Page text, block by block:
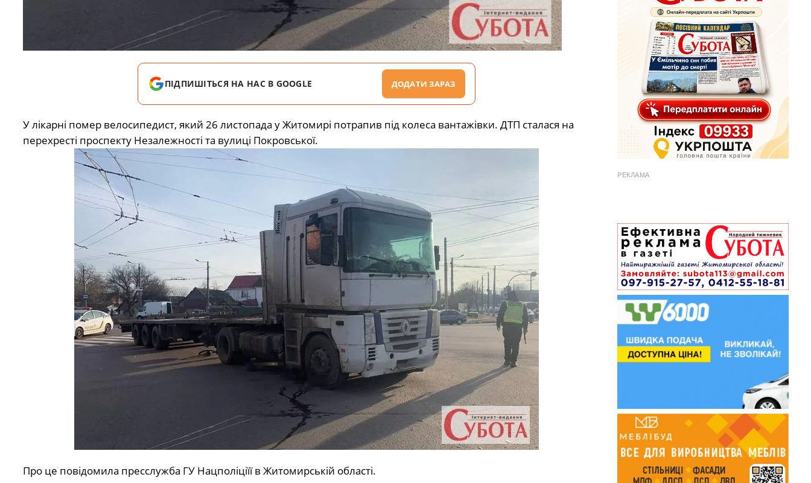
ПІДПИШІТЬСЯ НА НАС В GOOGLE ДОДАТИ ЗАРАЗ
У лікарні помер велосипедист, який 26 листопада у Житомирі потрапив під колеса вантажівки. ДТП сталася на
перехресті проспекту Незалежності та вулиці Покровської.
Про це повідомила пресслужба ГУ Нацполіціїї в Житомирській області.
РЕКЛАМА